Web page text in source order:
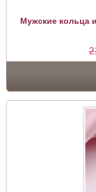
Мужские кольца